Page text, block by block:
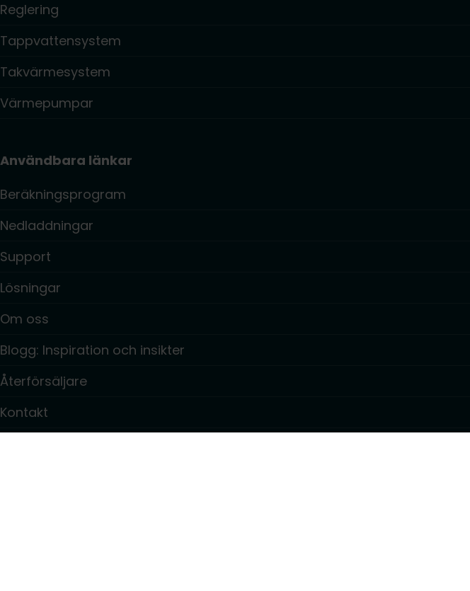
Reglering
Tappvattensystem
Takvärmesystem
Värmepumpar
Användbara länkar
Beräkningsprogram
Nedladdningar
Support
Lösningar
Om oss
Blogg: Inspiration och insikter
Återförsäljare
Kontakt